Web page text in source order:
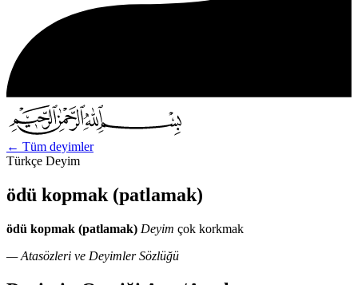
← Tüm deyimler
Türkçe Deyim
ödü kopmak (patlamak)
ödü kopmak (patlamak) Deyim çok korkmak
— Atasözleri ve Deyimler Sözlüğü